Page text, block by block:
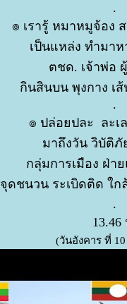
.
๏ เรารู้ หมาหมูจ้อง
เป็นแหล่ง ทำมา
ตชด. เจ้าพ่อ
กินสินบน พุงกาง เ
.
๏ ปล่อยปละ ละเ
มาถึงวัน วิบัติภั
กลุ่มการเมือง ฝ่า
จุดชนวน ระเบิดติด ใก
.
13.46
(วันอังคาร ที่